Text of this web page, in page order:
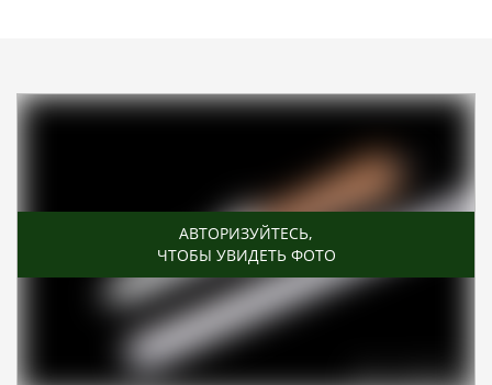
АВТОРИЗУЙТЕСЬ,
ЧТОБЫ УВИДЕТЬ ФОТО